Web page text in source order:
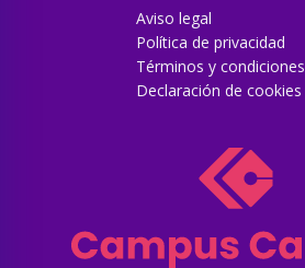
Aviso legal
Política de privacidad
Términos y condiciones
Declaración de cookies